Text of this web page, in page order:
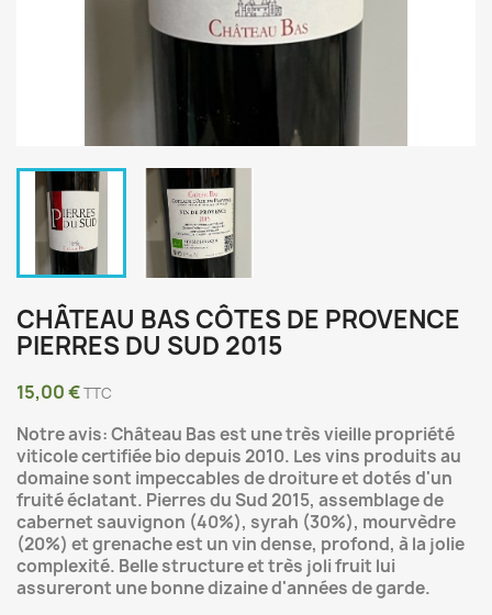
CHÂTEAU BAS CÔTES DE PROVENCE
PIERRES DU SUD 2015
15,00 €TTC
Notre avis: Château Bas est une très vieille propriété
viticole certifiée bio depuis 2010. Les vins produits au
domaine sont impeccables de droiture et dotés d'un
fruité éclatant. Pierres du Sud 2015, assemblage de
cabernet sauvignon (40%), syrah (30%), mourvèdre
(20%) et grenache est un vin dense, profond, à la jolie
complexité. Belle structure et très joli fruit lui
assureront une bonne dizaine d'années de garde.